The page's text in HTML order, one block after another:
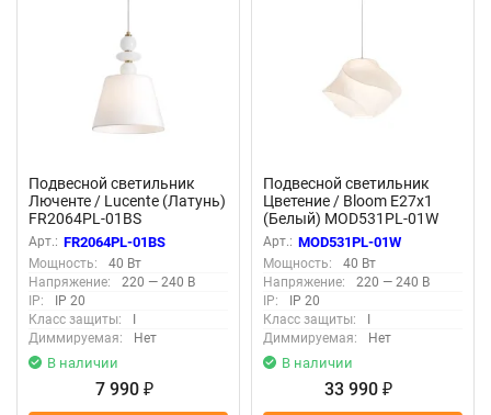
Подвесной светильник
Люченте / Lucente (Латунь)
FR2064PL-01BS
Арт.: FR2064PL-01BS
Мощность:
40 Вт
Напряжение:
220 — 240 В
IP:
IP 20
Класс защиты:
I
Диммируемая:
Нет
В наличии
7 990 ₽
Подвесной светильник
Цветение / Bloom E27х1
(Белый) MOD531PL-01W
Арт.: MOD531PL-01W
Мощность:
40 Вт
Напряжение:
220 — 240 В
IP:
IP 20
Класс защиты:
I
Диммируемая:
Нет
В наличии
33 990 ₽